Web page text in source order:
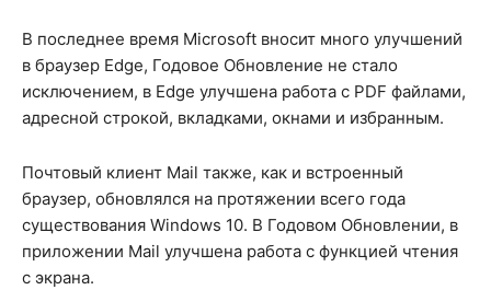
В последнее время Microsoft вносит много улучшений
в браузер Edge, Годовое Обновление не стало
исключением, в Edge улучшена работа с PDF файлами,
адресной строкой, вкладками, окнами и избранным.
Почтовый клиент Mail также, как и встроенный
браузер, обновлялся на протяжении всего года
существования Windows 10. В Годовом Обновлении, в
приложении Mail улучшена работа с функцией чтения
с экрана.